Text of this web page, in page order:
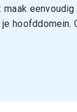
maak eenvoudig
je hoofddomein.